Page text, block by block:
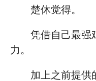
楚休觉得。
凭借自己最强
力。
加上之前提供